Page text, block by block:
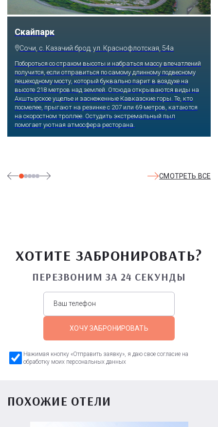
Парк «Ривьера»
Сочи, ул. Егорова, 1/6, микрорайон Центральный
Куда бы ни упал взгляд человека, он обязательно увидит здесь
что-то интересное, достойное занять значительное место в его
памяти и сердце. В парке множество привлекательных
скульптур, он всегда утопает в зелени и цветах. Не сосчитать
детских радостей: горок, каруселей, различных аттракционов.
Здесь комфортно заниматься спортом: есть теннисные корты и
уличные тренажеры.
СМОТРЕТЬ ВСЕ
ХОТИТЕ ЗАБРОНИРОВАТЬ?
ПЕРЕЗВОНИМ ЗА 24 СЕКУНДЫ
ХОЧУ ЗАБРОНИРОВАТЬ
Нажимая кнопку «Отправить заявку», я даю свое согласие на
обработку моих персональных данных
ПОХОЖИЕ ОТЕЛИ